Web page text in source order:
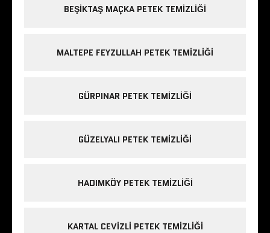
BEŞIKTAŞ MAÇKA PETEK TEMIZLIĞI
MALTEPE FEYZULLAH PETEK TEMIZLIĞI
GÜRPINAR PETEK TEMIZLIĞI
GÜZELYALI PETEK TEMIZLIĞI
HADIMKÖY PETEK TEMIZLIĞI
KARTAL CEVIZLI PETEK TEMIZLIĞI